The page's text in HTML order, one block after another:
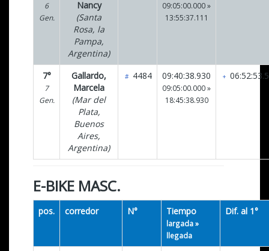
6
Gen.
Nancy
(Santa
Rosa, la
Pampa,
Argentina)
09:05:00.000 »
13:55:37.111
7°
7
Gen.
Gallardo,
Marcela
(Mar del
Plata,
Buenos
Aires,
Argentina)
# 4484 09:40:38.930
09:05:00.000 »
18:45:38.930
+
E-BIKE MASC.
pos. corredor N° Tiempo
largada »
llegada
Dif. al 1°